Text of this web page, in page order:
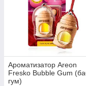
Ароматизатор Areon
Fresko Bubble Gum
гум)